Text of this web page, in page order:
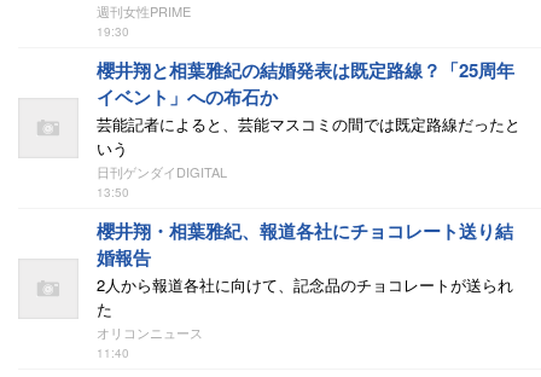
週刊女性PRIME
19:30
櫻井翔と相葉雅紀の結婚発表は既定路線？「25周年
イベント」への布石か
芸能記者によると、芸能マスコミの間では既定路線だったと
いう
日刊ゲンダイDIGITAL
13:50
櫻井翔・相葉雅紀、報道各社にチョコレート送り結
婚報告
2人から報道各社に向けて、記念品のチョコレートが送られ
た
オリコンニュース
11:40